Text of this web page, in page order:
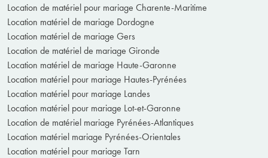
Location de matériel pour mariage Charente-Maritime
Location matériel de mariage Dordogne
Location matériel de mariage Gers
Location de matériel de mariage Gironde
Location matériel de mariage Haute-Garonne
Location matériel pour mariage Hautes-Pyrénées
Location matériel pour mariage Landes
Location matériel pour mariage Lot-et-Garonne
Location de matériel mariage Pyrénées-Atlantiques
Location matériel mariage Pyrénées-Orientales
Location matériel pour mariage Tarn